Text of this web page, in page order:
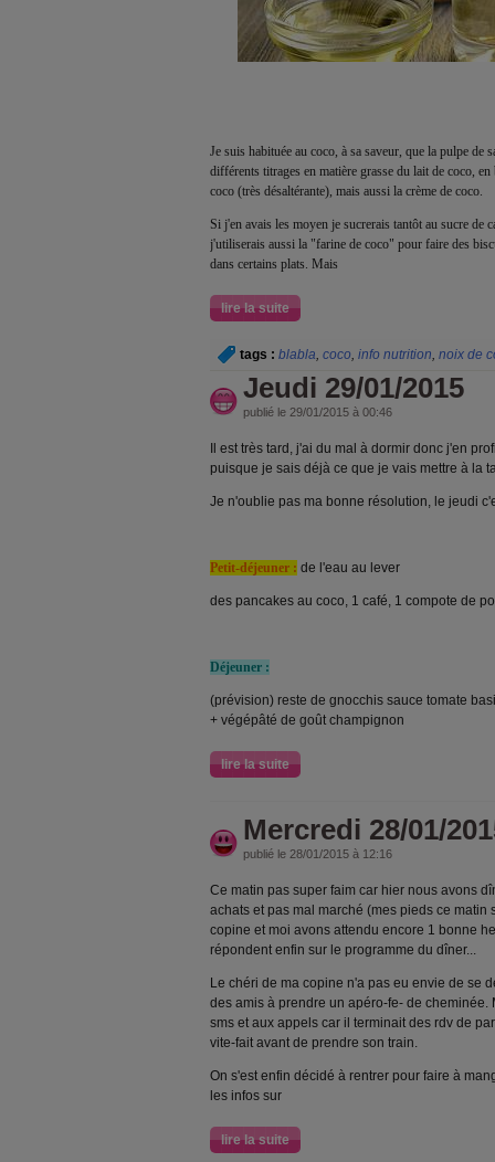
Je suis habituée au coco, à sa saveur, que la pulpe de
différents titrages en matière grasse du lait de coco,
coco (très désaltérante), mais aussi la crème de coco.
Si j'en avais les moyen je sucrerais tantôt au sucre de
j'utiliserais aussi la "farine de coco" pour faire des
dans certains plats. Mais
lire la suite
tags : blabla, coco, info nutrition, noix de
Jeudi 29/01/2015
publié le 29/01/2015 à 00:46
Il est très tard, j'ai du mal à dormir donc j'en
puisque je sais déjà ce que je vais mettre à la
Je n'oublie pas ma bonne résolution, le jeudi
Petit-déjeuner : de l'eau au lever
des pancakes au coco, 1 café, 1 compote de
Déjeuner :
(prévision) reste de gnocchis sauce tomate
+ végépâté de goût champignon
lire la suite
Mercredi 28/01/
publié le 28/01/2015 à 12:16
Ce matin pas super faim car hier nous avons
achats et pas mal marché (mes pieds ce matin
copine et moi avons attendu encore 1 bonne
répondent enfin sur le programme du dîner...
Le chéri de ma copine n'a pas eu envie de se
des amis à prendre un apéro-fe- de
sms et aux appels car il terminait des rdv de
vite-fait avant de prendre son train.
On s'est enfin décidé à rentrer pour faire à
les infos sur
lire la suite